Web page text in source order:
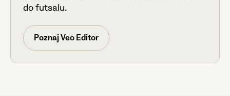
do futsalu.
Poznaj Veo Editor